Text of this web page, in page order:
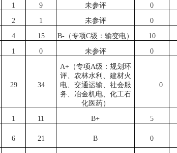
1 9 未参评 0
2 1 未参评 0
4 15 B-（专项C级：输变电） 10
1 0 未参评 0
29 34
A+（专项A级：规划环
评、农林水利、建材火
电、交通运输、社会服
务、冶金机电、化工石
化医药）
0
1 11 B+ 5
6 21 B 0